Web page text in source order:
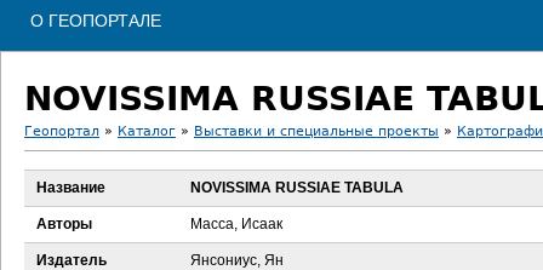
О ГЕОПОРТАЛЕ
NOVISSIMA RUSSIAE
В
ы
Геопортал » Каталог » Выставки и специальные проекты »
Название NOVISSIMA RUSSIAE TABULA
Авторы Масса, Исаак
Издатель Янсониус, Ян